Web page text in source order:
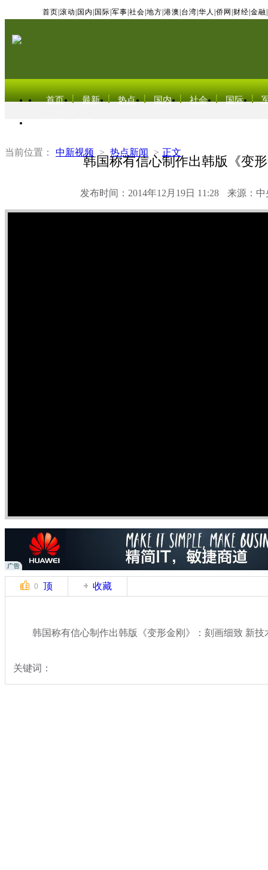
首页 滚动 国内 国际 军事 社会 地方 港澳 台湾 华人 侨网 财经 金融
首页 最新 热点 国内 社会 国际
当前位置： 中新视频 > 热点新闻 > 正文
韩国称有信心制作出韩版《变
发布时间：2014年12月19日 11:28 来源：中
0 顶 收藏
韩国称有信心制作出韩版《变形金刚》：刻画细致 新技
关键词：